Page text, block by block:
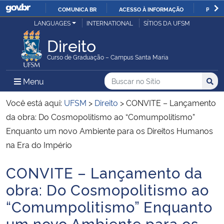
IR
COMUNICA BR ACESSO À INFORMAÇÃO
Ministério da Justiça e Segurança Pública
Ministério da Defesa
Ministério das Relações Exteriores
Ministério da Economia
Ministério da Infraestrutura
Ministério da Agricultura, Pecuária e Abastecimento
Ministério da Educação
LANGUAGES INTERNATIONAL SÍTIOS DA UFSM
Direito
Curso de Graduação – Campus Santa Maria
Menu Menu Principal do Sítio
Busca
Buscar no no Sítio
Busca:
Você está aqui: UFSM > Direito >CONVITE – Lançamento
da obra: Do Cosmopolitismo ao “Comumpolitismo”
Enquanto um novo Ambiente para os Direitos Humanos
na Era do Império
Início do conteúdo
CONVITE – Lançamento da
obra: Do Cosmopolitismo ao
“Comumpolitismo” Enquanto